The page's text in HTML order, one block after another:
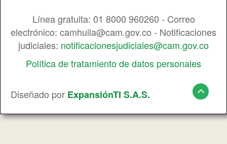
Línea gratuita: 01 8000 960260 - Correo
electrónico: camhuila@cam.gov.co - Notificaciones
judiciales: notificacionesjudiciales@cam.gov.co
Política de tratamiento de datos personales
Diseñado por ExpansiónTI S.A.S.